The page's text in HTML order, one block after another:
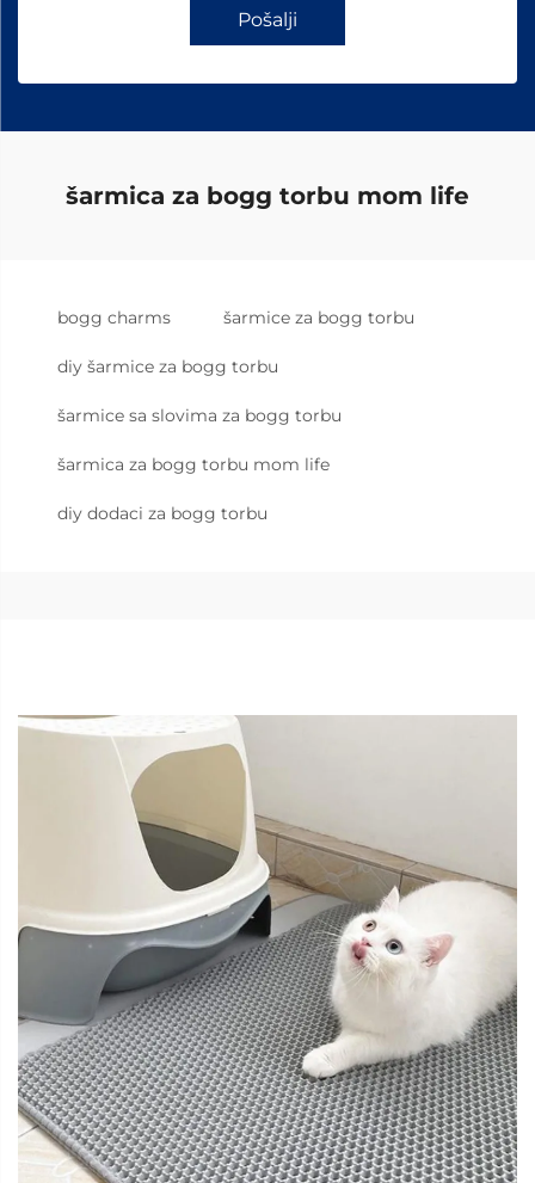
Pošalji
šarmica za bogg torbu mom life
bogg charms šarmice za bogg torbu
diy šarmice za bogg torbu
šarmice sa slovima za bogg torbu
šarmica za bogg torbu mom life
diy dodaci za bogg torbu